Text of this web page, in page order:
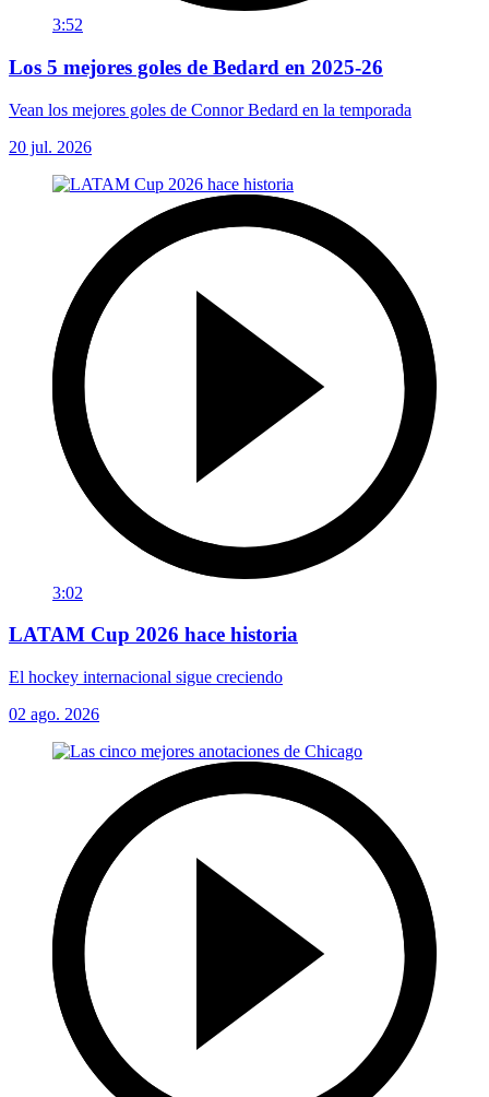
3:52
Los 5 mejores goles de Bedard en 2025-26
Vean los mejores goles de Connor Bedard en la temporada
20 jul. 2026
3:02
LATAM Cup 2026 hace historia
El hockey internacional sigue creciendo
02 ago. 2026